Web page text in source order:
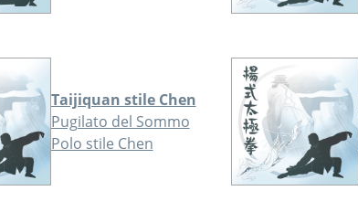
Taijiquan stile Chen
Pugilato del Sommo
Polo stile Chen